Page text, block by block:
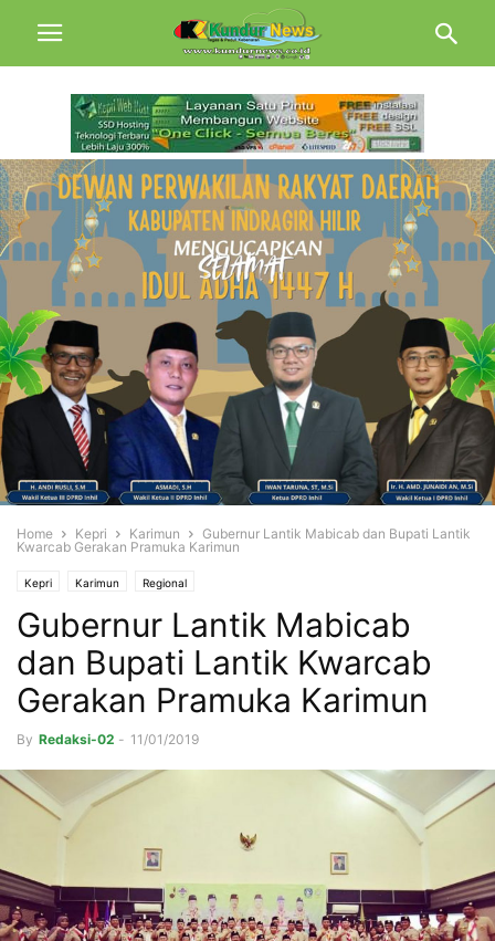
Home Kepri Karimun
Gubernur Lantik Mabicab dan Bupati Lantik
Kwarcab Gerakan Pramuka Karimun
Kepri Karimun Regional
Gubernur Lantik Mabicab
dan Bupati Lantik Kwarcab
Gerakan Pramuka Karimun
By Redaksi-02 - 11/01/2019